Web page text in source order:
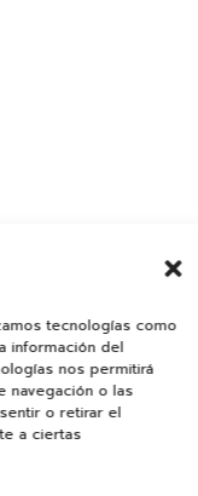
tecnologías como
información del
nos permitirá
navegación o las
o retirar el
a ciertas